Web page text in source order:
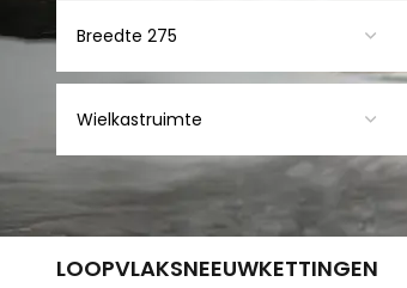
LOOPVLAKSNEEUWKETTINGEN